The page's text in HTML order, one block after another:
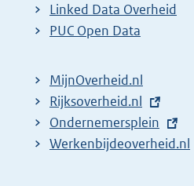
Linked Data Overheid
PUC Open Data
MijnOverheid.nl
E
x
t
Rijksoverheid.nl
E
x
Ondernemersplein
E
Werkenbijdeoverheid.nl